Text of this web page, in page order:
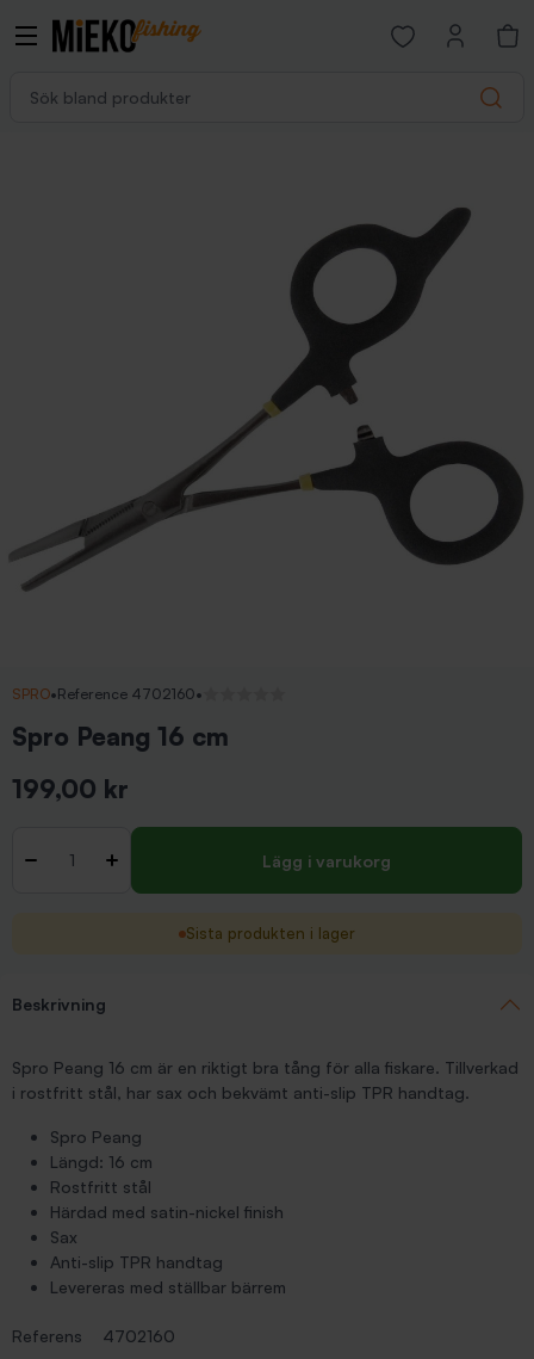
Search
Open favorites
SPRO•Reference 4702160•
Spro Peang 16 cm
199,00 kr
- + Lägg i varukorg
Sista produkten i lager
Beskrivning
Spro Peang 16 cm är en riktigt bra tång för alla fiskare. Tillverkad
i rostfritt stål, har sax och bekvämt anti-slip TPR handtag.
Spro Peang
Längd: 16 cm
Rostfritt stål
Härdad med satin-nickel finish
Sax
Anti-slip TPR handtag
Levereras med ställbar bärrem
Referens
4702160